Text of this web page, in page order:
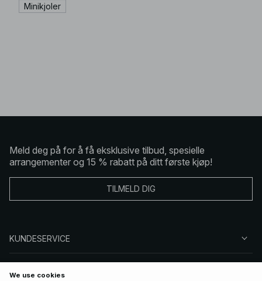
Minikjoler
Meld deg på for å få eksklusive tilbud, spesielle
arrangementer og 15 % rabatt på ditt første kjøp!
TILMELD DIG
KUNDESERVICE